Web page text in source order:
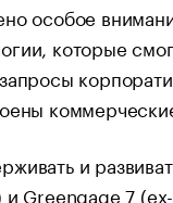
особое
которые
и
Greengage 7